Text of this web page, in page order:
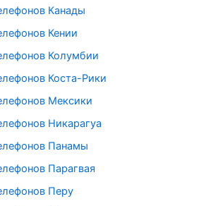
Канады
Кении
Колумбии
Коста-Рики
Мексики
Никарагуа
Панамы
Парагвая
Перу